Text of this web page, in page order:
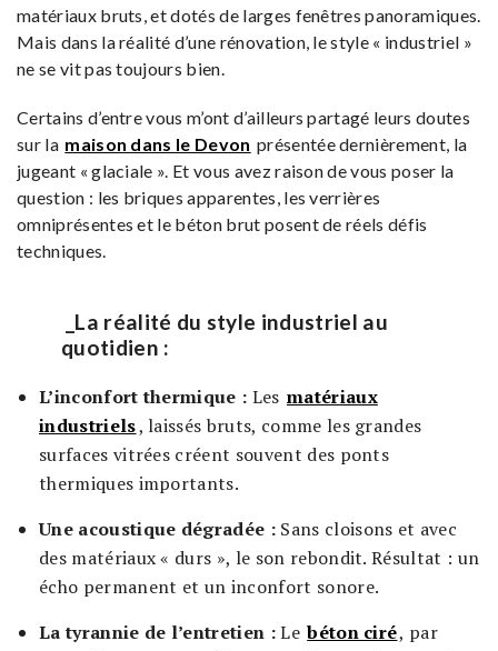
matériaux bruts, et dotés de larges fenêtres panoramiques.
Mais dans la réalité d’une rénovation, le style « industriel »
ne se vit pas toujours bien.
Certains d’entre vous m’ont d’ailleurs partagé leurs doutes
sur la maison dans le Devon présentée dernièrement, la
jugeant « glaciale ». Et vous avez raison de vous poser la
question : les briques apparentes, les verrières
omniprésentes et le béton brut posent de réels défis
techniques.
_La réalité du style industriel au
quotidien :
L’inconfort thermique : Les matériaux
industriels, laissés bruts, comme les grandes
surfaces vitrées créent souvent des ponts
thermiques importants.
Une acoustique dégradée : Sans cloisons et avec
des matériaux « durs », le son rebondit. Résultat : un
écho permanent et un inconfort sonore.
La tyrannie de l’entretien :Le béton ciré, par